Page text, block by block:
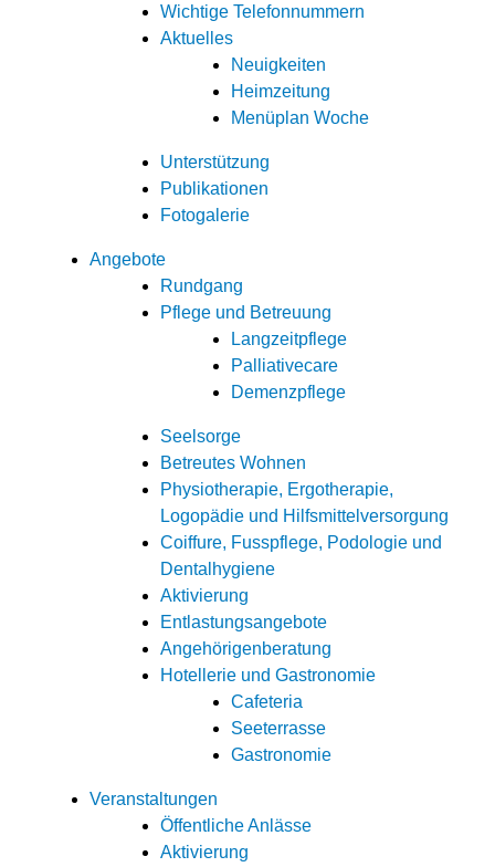
Wichtige Telefonnummern
Aktuelles
Neuigkeiten
Heimzeitung
Menüplan Woche
Unterstützung
Publikationen
Fotogalerie
Angebote
Rundgang
Pflege und Betreuung
Langzeitpflege
Palliativecare
Demenzpflege
Seelsorge
Betreutes Wohnen
Physiotherapie, Ergotherapie,
Logopädie und Hilfsmittelversorgung
Coiffure, Fusspflege, Podologie und
Dentalhygiene
Aktivierung
Entlastungsangebote
Angehörigenberatung
Hotellerie und Gastronomie
Cafeteria
Seeterrasse
Gastronomie
Veranstaltungen
Öffentliche Anlässe
Aktivierung